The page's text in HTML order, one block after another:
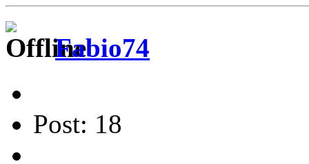
Fabio74
Post: 18